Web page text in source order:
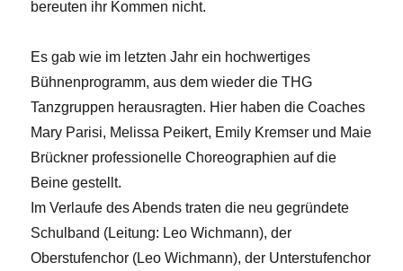
bereuten ihr Kommen nicht.
Es gab wie im letzten Jahr ein hochwertiges
Bühnenprogramm, aus dem wieder die THG
Tanzgruppen herausragten. Hier haben die Coaches
Mary Parisi, Melissa Peikert, Emily Kremser und Maie
Brückner professionelle Choreographien auf die
Beine gestellt.
Im Verlaufe des Abends traten die neu gegründete
Schulband (Leitung: Leo Wichmann), der
Oberstufenchor (Leo Wichmann), der Unterstufenchor